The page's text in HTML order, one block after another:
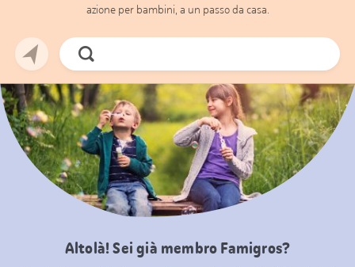
azione per bambini, a un passo da casa.
Cerca
ora
Altolà! Sei già membro Famigros?